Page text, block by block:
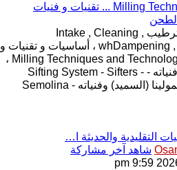
تكنولوجيا الطحن Milling Technology ... تقنيات و فنيات
الاستقبال والنظافة و الترطيب Intake , Cleaning ,
whDampening , Conditioning Section ، أساسيات و تقنيات و
فنيات عملية الطحن - Milling Techniques and Technology ،
نظم النخل و المناخل و فنياته - Sifting System - Sifters -
Plansifters ، تنقية السيمولينا (السميد) وفنياته - Semolina
التقليدية والحديثة ا…
شاهد آخر مشاركة